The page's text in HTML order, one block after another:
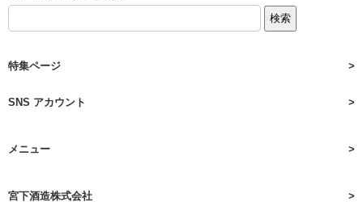
特集ページ
SNS アカウント
メニュー
宮下酒造株式会社